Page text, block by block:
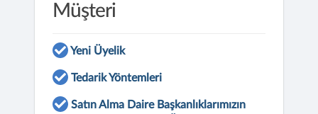
Müşteri
Yeni Üyelik
Tedarik Yöntemleri
Satın Alma Daire Başkanlıklarımızın